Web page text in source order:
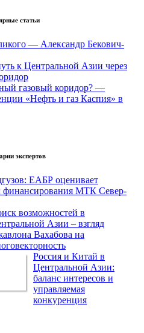
статьи
— Александр Бекович-
к Центральной Азии через
газовый коридор? —
«Нефть и газ Каспия» в
экспертов
ЕАБР оценивает
финансирования МТК Север-
возможностей в
Азии – взгляд
Вахабова на
Россия и Китай в
Центральной Азии:
баланс интересов и
управляемая
конкуренция